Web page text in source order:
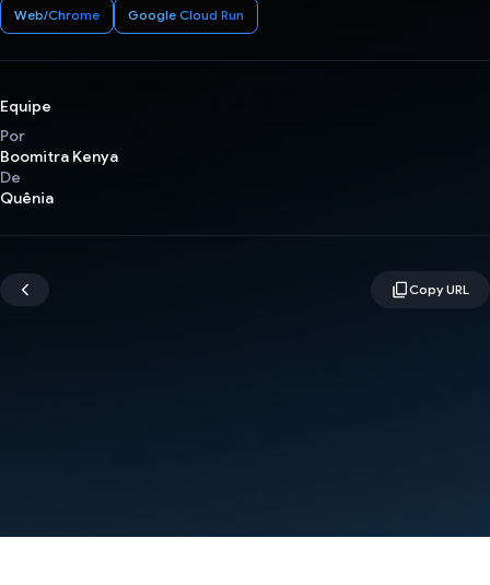
Web/Chrome Google Cloud Run
Equipe
Por
Boomitra Kenya
De
Quênia